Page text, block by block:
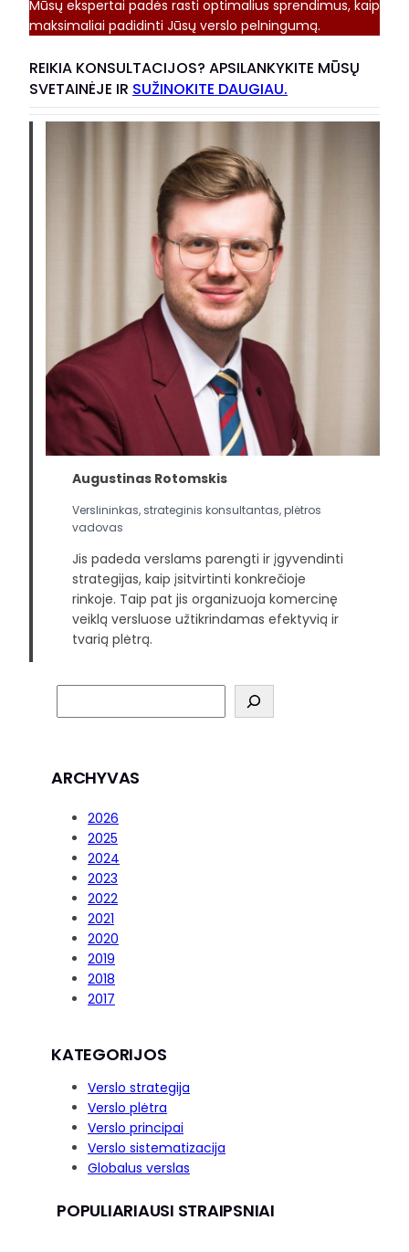
Mūsų ekspertai padės rasti optimalius sprendimus, kaip
maksimaliai padidinti Jūsų verslo pelningumą.
REIKIA KONSULTACIJOS? APSILANKYKITE MŪSŲ
SVETAINĖJE IR SUŽINOKITE DAUGIAU.
Augustinas Rotomskis
Verslininkas, strateginis konsultantas, plėtros
vadovas
Jis padeda verslams parengti ir įgyvendinti
strategijas, kaip įsitvirtinti konkrečioje
rinkoje. Taip pat jis organizuoja komercinę
veiklą versluose užtikrindamas efektyvią ir
tvarią plėtrą.
ARCHYVAS
2026
2025
2024
2023
2022
2021
2020
2019
2018
2017
KATEGORIJOS
Verslo strategija
Verslo plėtra
Verslo principai
Verslo sistematizacija
Globalus verslas
POPULIARIAUSI STRAIPSNIAI